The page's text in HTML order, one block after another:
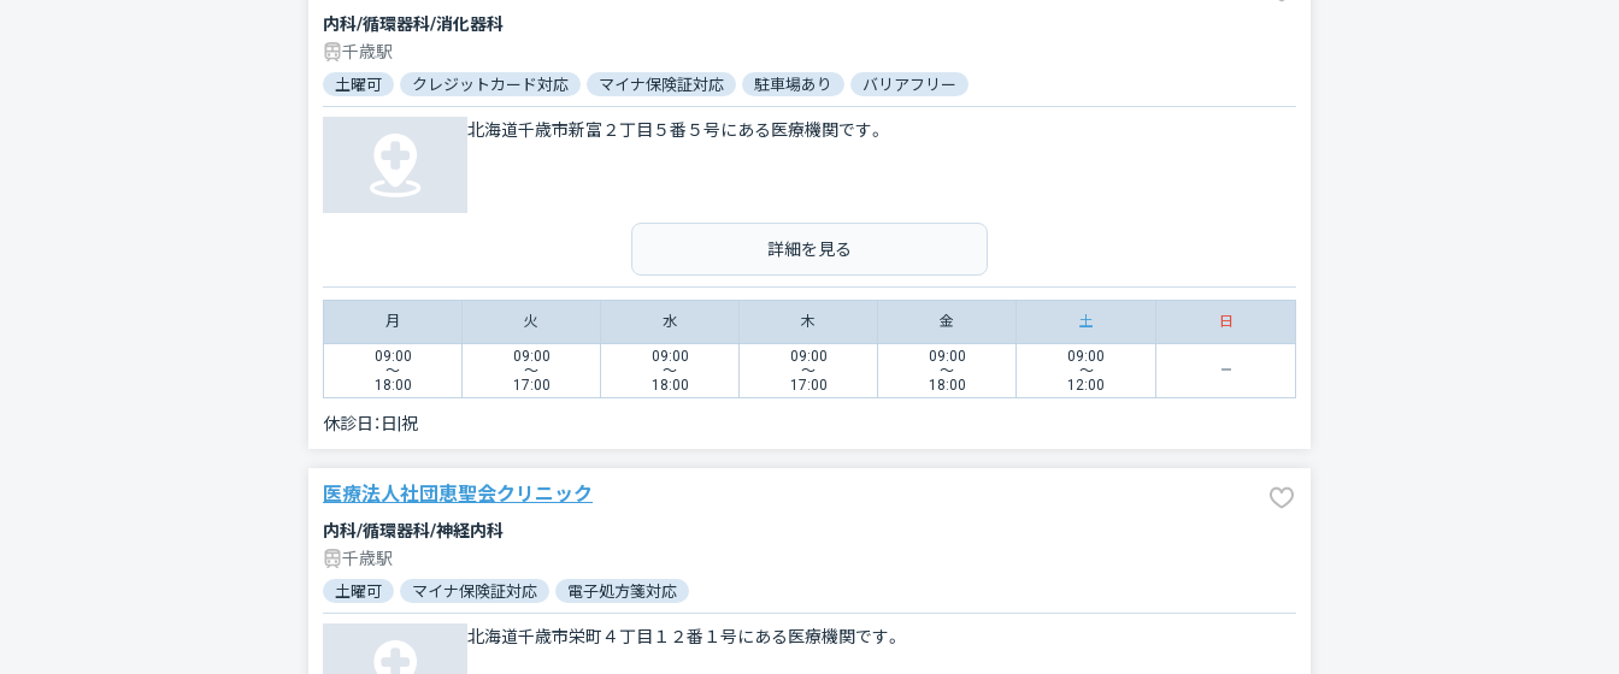
内科/循環器科/消化器科
千歳駅
土曜可 クレジットカード対応 マイナ保険証対応 駐車場あり バリアフリー
北海道千歳市新富２丁目５番５号にある医療機関です。
詳細を見る
月 火 水 木 金 土 日
09:00
〜
18:00
09:00
〜
17:00
09:00
〜
18:00
09:00
〜
17:00
09:00
〜
18:00
09:00
〜
12:00
休診日： 日|祝
医療法人社団恵聖会クリニック
内科/循環器科/神経内科
千歳駅
土曜可 マイナ保険証対応 電子処方箋対応
北海道千歳市栄町４丁目１２番１号にある医療機関です。